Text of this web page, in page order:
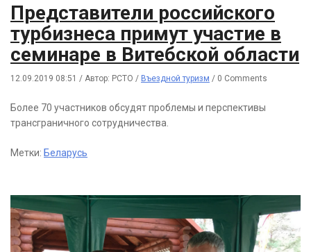
Представители российского
турбизнеса примут участие в
семинаре в Витебской области
12.09.2019 08:51 / Автор: РСТО / Въездной туризм / 0 Comments
Более 70 участников обсудят проблемы и перспективы
трансграничного сотрудничества.
Метки: Беларусь